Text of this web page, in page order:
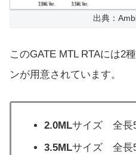
出典：
このGATE MTL RTAには2
ンが用意されています。
2.0MLサイズ 全長
3.5MLサイズ 全長